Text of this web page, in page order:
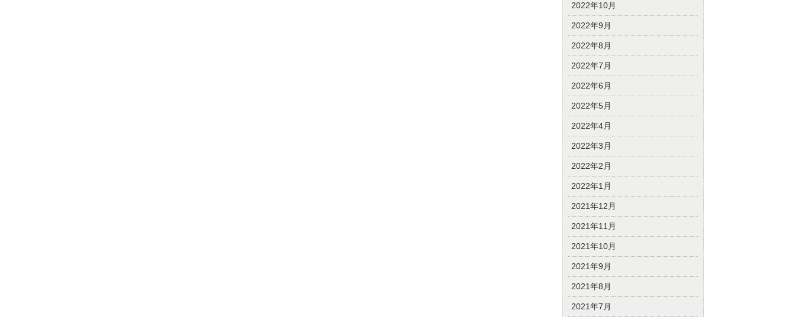
2022年10月
2022年9月
2022年8月
2022年7月
2022年6月
2022年5月
2022年4月
2022年3月
2022年2月
2022年1月
2021年12月
2021年11月
2021年10月
2021年9月
2021年8月
2021年7月